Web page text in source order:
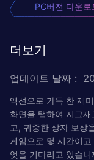
PC버전 다운로
더보기
업데이트 날짜 :
액션으로 가득 찬 재
화면을 탭하여 지그
고, 귀중한 상자 보상
게임으로 몇 시간이
엇을 기다리고 있습